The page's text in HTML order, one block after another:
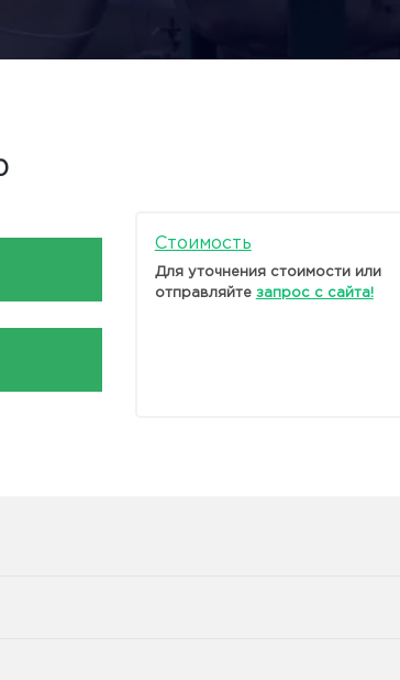
Стоимость
Для уточнения стоимости или
отправляйте запрос с сайта!